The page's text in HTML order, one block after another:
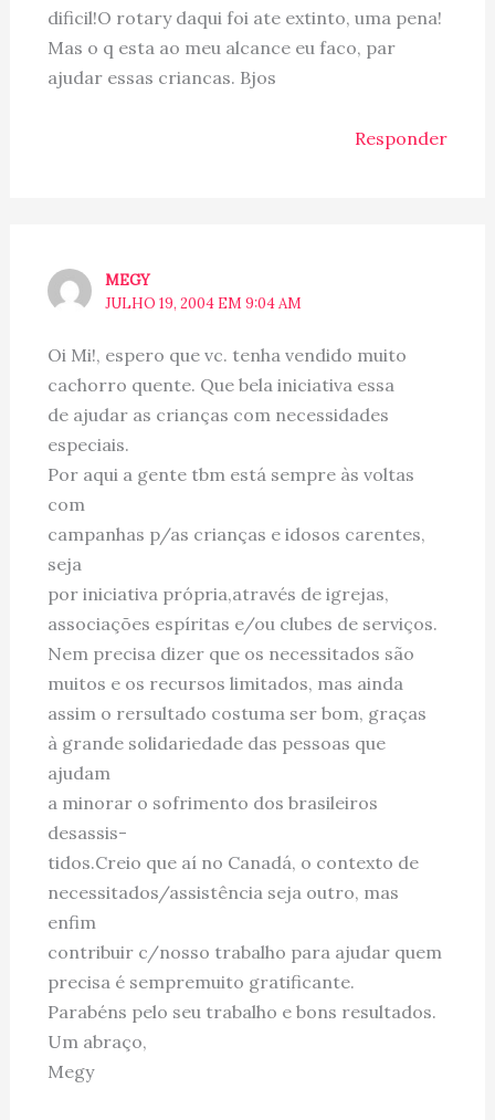
dificil!O rotary daqui foi ate extinto, uma pena!
Mas o q esta ao meu alcance eu faco, par
ajudar essas criancas. Bjos
Responder
MEGY
JULHO 19, 2004 EM 9:04 AM
Oi Mi!, espero que vc. tenha vendido muito
cachorro quente. Que bela iniciativa essa
de ajudar as crianças com necessidades
especiais.
Por aqui a gente tbm está sempre às voltas
com
campanhas p/as crianças e idosos carentes,
seja
por iniciativa própria,através de igrejas,
associações espíritas e/ou clubes de serviços.
Nem precisa dizer que os necessitados são
muitos e os recursos limitados, mas ainda
assim o rersultado costuma ser bom, graças
à grande solidariedade das pessoas que
ajudam
a minorar o sofrimento dos brasileiros
desassis-
tidos.Creio que aí no Canadá, o contexto de
necessitados/assistência seja outro, mas
enfim
contribuir c/nosso trabalho para ajudar quem
precisa é sempremuito gratificante.
Parabéns pelo seu trabalho e bons resultados.
Um abraço,
Megy